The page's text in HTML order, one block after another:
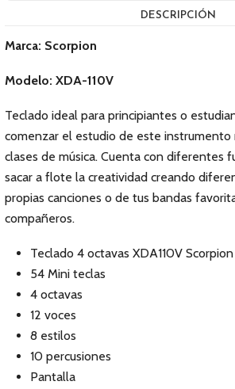
DESCRIPCIÓN
Marca: Scorpion
Modelo: XDA-110V
Teclado ideal para principiantes o
comenzar el estudio de este instrumento
clases de música. Cuenta con diferentes
sacar a flote la creatividad creando
propias canciones o de tus bandas
compañeros.
Teclado 4 octavas XDA110V Scorpion
54 Mini teclas
4 octavas
12 voces
8 estilos
10 percusiones
Pantalla